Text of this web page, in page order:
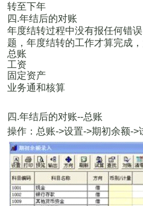
转至下年
四.年结后的对账
年度结转过程中没有报任何错
题，年度结转的工作才算完成
总账
工资
固定资产
业务通和核算
四.年结后的对账--总账
操作：总账->设置->期初余额->